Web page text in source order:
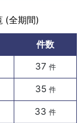
(全期間)
件数
37 件
35 件
33 件